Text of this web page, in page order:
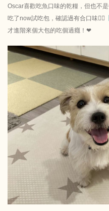
Oscar喜歡吃魚口味的乾糧，但也不是
吃了now試吃包，確認過有合口味👍🏼
才進階來個大包的吃個過癮！❤